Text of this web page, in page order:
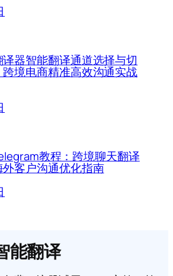
器智能翻译通道选择与切
境电商精准高效沟通实战
教程：跨境聊天翻译
客户沟通优化指南
能翻译